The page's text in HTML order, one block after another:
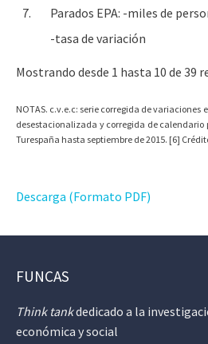
7.
Parados EPA: -miles de
-tasa de variación
Mostrando desde 1 hasta 10 de 39
NOTAS. c.v.e.c: serie corregida de
desestacionalizada y corregida de calendario
Turespaña hasta septiembre de 2015. [6]
Descarga (Formato PDF)
FUNCAS
Think tankdedicado a la
económica y social